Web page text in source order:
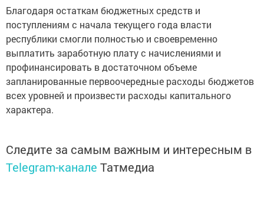
Благодаря остаткам бюджетных средств и
поступлениям с начала текущего года власти
республики смогли полностью и своевременно
выплатить заработную плату с начислениями и
профинансировать в достаточном объеме
запланированные первоочередные расходы бюджетов
всех уровней и произвести расходы капитального
характера.
Следите за самым важным и интересным в
Telegram-канале Татмедиа